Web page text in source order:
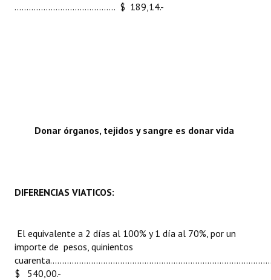
.......................................... $ 189,14.-
Donar órganos, tejidos y sangre es donar vida
DIFERENCIAS VIATICOS:
El equivalente a 2 días al 100% y 1 día al 70%, por un
importe de pesos, quinientos
$ 540,00.-